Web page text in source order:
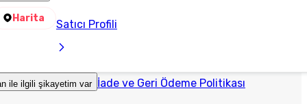
Harita Satıcı Profili
ile ilgili şikayetim var İade ve Geri Ödeme Politikası